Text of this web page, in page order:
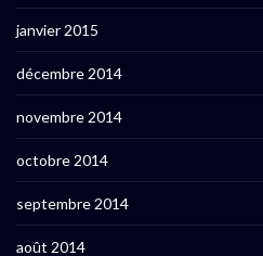
janvier 2015
décembre 2014
novembre 2014
octobre 2014
septembre 2014
août 2014